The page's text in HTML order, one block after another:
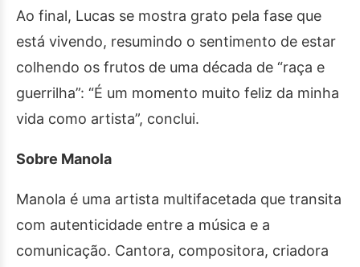
Ao final, Lucas se mostra grato pela fase que
está vivendo, resumindo o sentimento de estar
colhendo os frutos de uma década de “raça e
guerrilha”: “É um momento muito feliz da minha
vida como artista”, conclui.
Sobre Manola
Manola é uma artista multifacetada que transita
com autenticidade entre a música e a
comunicação. Cantora, compositora, criadora